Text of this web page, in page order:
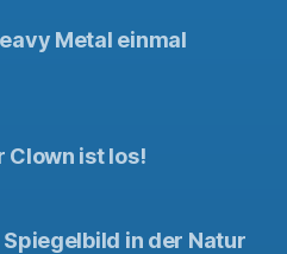
Metal einmal
Clown ist los!
in der Natur